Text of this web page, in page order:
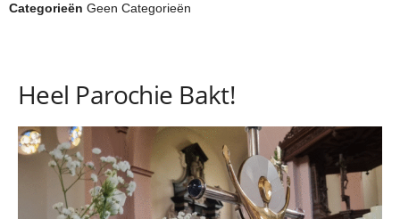
Categorieën Geen Categorieën
Heel Parochie Bakt!